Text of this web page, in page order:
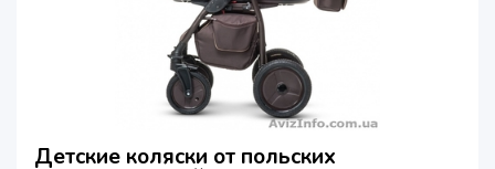
Детские коляски от польских